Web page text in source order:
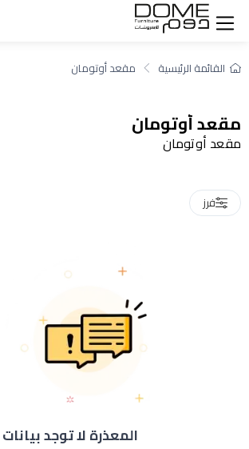
مقعد أوتومان
القائمة الرئيسية مقعد أوتومان
مقعد أوتومان
مقعد أوتومان
فرز
المعذرة لا توجد بيانات